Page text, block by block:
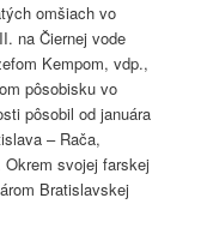
omšiach vo
na Čiernej vode
Kempom, vdp.,
pôsobisku vo
pôsobil od januára
– Rača,
svojej farskej
Bratislavskej